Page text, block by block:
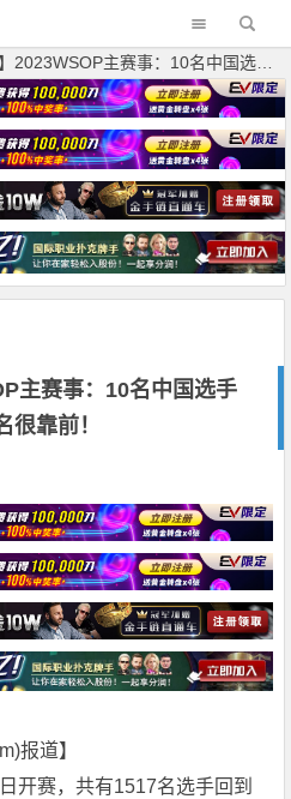
主赛事：10名中国选手晋级Day5！周全的排名很靠前！
主赛事：10名中国选手
很靠前！
)报道】
赛，共有1517名选手回到